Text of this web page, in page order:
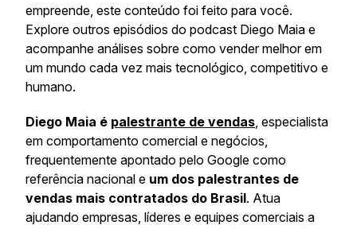
empreende, este conteúdo foi feito para você.
Explore outros episódios do podcast Diego Maia e
acompanhe análises sobre como vender melhor em
um mundo cada vez mais tecnológico, competitivo e
humano.
Diego Maia é palestrante de vendas, especialista
em comportamento comercial e negócios,
frequentemente apontado pelo Google como
referência nacional e um dos palestrantes de
vendas mais contratados do Brasil. Atua
ajudando empresas, líderes e equipes comerciais a